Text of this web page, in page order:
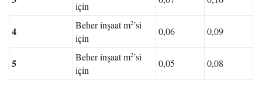
için
4 Beher inşaat m2’si
için
0,06 0,09
5 Beher inşaat m2’si
için
0,05 0,08